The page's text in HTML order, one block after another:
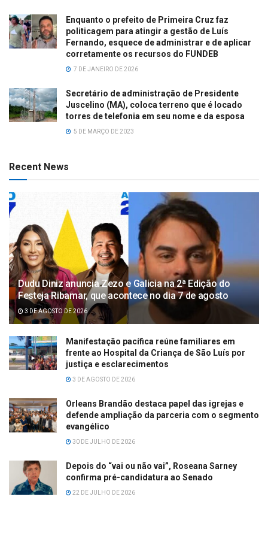
Enquanto o prefeito de Primeira Cruz faz
politicagem para atingir a gestão de Luís
Fernando, esquece de administrar e de aplicar
corretamente os recursos do FUNDEB
7 DE JANEIRO DE 2026
Secretário de administração de Presidente
Juscelino (MA), coloca terreno que é locado
torres de telefonia em seu nome e da esposa
5 DE MARÇO DE 2023
Recent News
Dudu Diniz anuncia Zezo e Galicia na 2ª Edição do
Festeja Ribamar, que acontece no dia 7 de agosto
3 DE AGOSTO DE 2026
Manifestação pacífica reúne familiares em
frente ao Hospital da Criança de São Luís por
justiça e esclarecimentos
3 DE AGOSTO DE 2026
Orleans Brandão destaca papel das igrejas e
defende ampliação da parceria com o segmento
evangélico
30 DE JULHO DE 2026
Depois do “vai ou não vai”, Roseana Sarney
confirma pré-candidatura ao Senado
22 DE JULHO DE 2026